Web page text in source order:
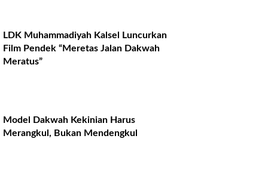
LDK Muhammadiyah Kalsel Luncurkan
Film Pendek “Meretas Jalan Dakwah
Meratus”
Model Dakwah Kekinian Harus
Merangkul, Bukan Mendengkul